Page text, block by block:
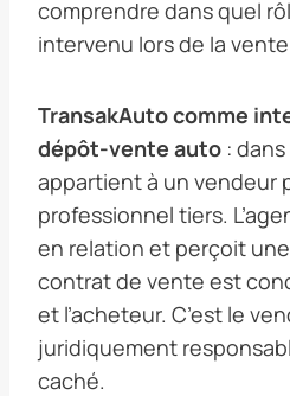
comprendre dans quel
intervenu lors de la
TransakAuto comme
dépôt-vente auto :
appartient à un vendeur
professionnel tiers.
en relation et perçoit
contrat de vente est
et l’acheteur. C’est le
juridiquement
caché.